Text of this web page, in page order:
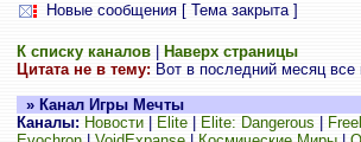
Новые сообщения [ Тема закрыта ]
К списку каналов|
Наверх страницы
Цитата не в тему:Вот в последний месяц все
» Канал Игры Мечты
Каналы: Новости| Elite| Elite: Dangerous